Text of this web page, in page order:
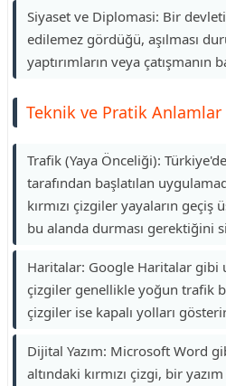
Siyaset ve Diplomasi: Bir
edilemez gördüğü, aşılması
yaptırımların veya çatışmanın
Teknik ve Pratik Anlamlar
Trafik (Yaya Önceliği):
tarafından başlatılan
kırmızı çizgiler yayaların
bu alanda durması gerektiğini
Haritalar: Google Haritalar gibi
çizgiler genellikle yoğun trafik
çizgiler ise kapalı yolları
Dijital Yazım: Microsoft Word
altındaki kırmızı çizgi, bir